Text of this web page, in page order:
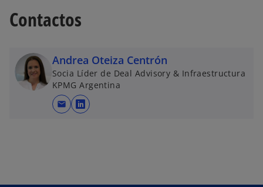
ñ
u
e
v
a
Contactos
Andrea Oteiza Centrón
Socia Líder de Deal Advisory & Infraestructura
KPMG Argentina
mail
s